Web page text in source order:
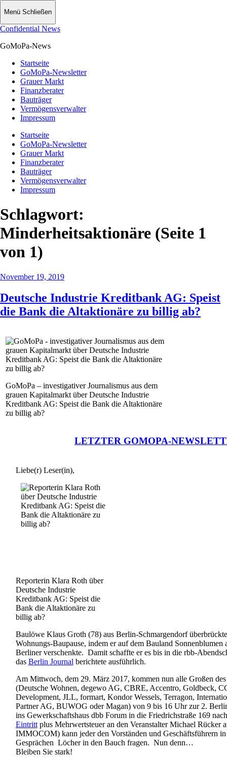
Menü Schließen
Confidential News
GoMoPa-News
Startseite
GoMoPa-Newsletter
Grauer Markt
Finanzberater
Bauträger
Vermögensverwalter
Impressum
Startseite
GoMoPa-Newsletter
Grauer Markt
Finanzberater
Bauträger
Vermögensverwalter
Impressum
Schlagwort:
Minderheitsaktionäre (Seite 1
von 1)
November 19, 2019
Deutsche Industrie Kreditbank AG: Speist
die Bank die Altaktionäre zu billig ab?
GoMoPa – investigativer Journalismus aus dem
grauen Kapitalmarkt über Deutsche Industrie
Kreditbank AG: Speist die Bank die Altaktionäre
zu billig ab?
LETZTER GOMOPA-
Liebe(r) Leser(in),
Reporterin Klara Roth über
Deutsche Industrie
Kreditbank AG: Speist die
Bank die Altaktionäre zu
billig ab?
Baulöwe Klaus Groth (78) aus Berlin-Schmargendorf
Wohnungs-Baupause, indem er auf dem Bauland Sonnenblumen
Berliner verschenkte. Damit schaffte er es bis in die rbb-
das Berlin Journal berichtete ausführlich.
Am Mittwoch, dem 29. März 2017, kommen nun alle Großen
(Deutsche Wohnen, degewo AG, CBRE, Accentro, Goldbeck,
Development, JLL, formart, Kondor Wessels, Terragon,
Partner AG, BUWOG oder Magan) von 9 bis 16 Uhr zur 2.
ins Gewerkschaftshaus dbb Forum in die Friedrichstraße 169
Eintrittplus Mehrwertsteuer an den Veranstalter Michael Rücker
IMMOCOM) kann jeder den Vorständen und Geschäftsführern
Gesprächen Löcher in den Bauch fragen. Nun denn…
Bleiben Sie stark!